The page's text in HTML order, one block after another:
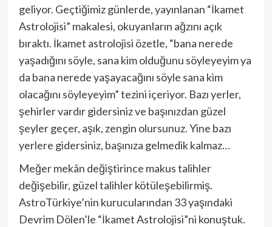
geliyor. Geçtiğimiz günlerde, yayınlanan “İkamet
Astrolojisi” makalesi, okuyanların ağzını açık
bıraktı. İkamet astrolojisi özetle, “bana nerede
yaşadığını söyle, sana kim olduğunu söyleyeyim ya
da bana nerede yaşayacağını söyle sana kim
olacağını söyleyeyim” tezini içeriyor. Bazı yerler,
şehirler vardır gidersiniz ve başınızdan güzel
şeyler geçer, aşık, zengin olursunuz. Yine bazı
yerlere gidersiniz, başınıza gelmedik kalmaz…
Meğer mekân değiştirince makus talihler
değişebilir, güzel talihler kötüleşebilirmiş.
AstroTürkiye’nin kurucularından 33 yaşındaki
Devrim Dölen’le “İkamet Astrolojisi”ni konuştuk.